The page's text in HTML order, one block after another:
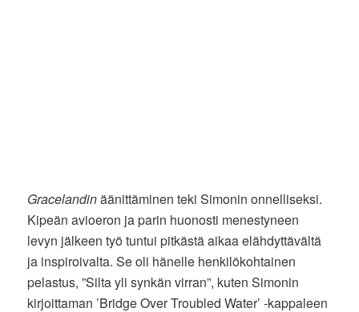
Gracelandinäänittäminen teki Simonin onnelliseksi.
Kipeän avioeron ja parin huonosti menestyneen
levyn jälkeen työ tuntui pitkästä aikaa elähdyttävältä
ja inspiroivalta. Se oli hänelle henkilökohtainen
pelastus, ”Silta yli synkän virran”, kuten Simonin
kirjoittaman ’Bridge Over Troubled Water’ -kappaleen